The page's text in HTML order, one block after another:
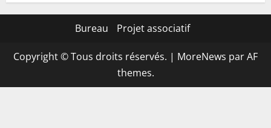
Bureau Projet associatif
Copyright © Tous droits réservés. | MoreNews par AF
themes.